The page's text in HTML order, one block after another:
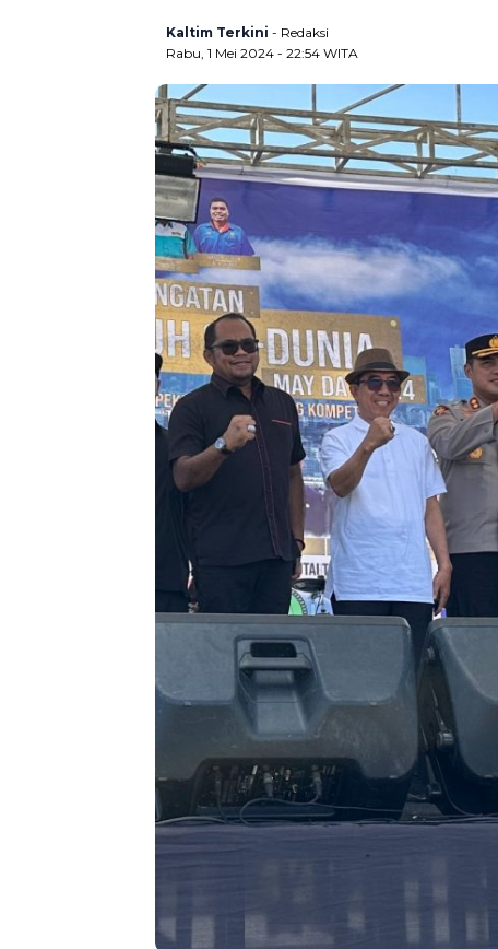
Kaltim Terkini - Redaksi
Rabu, 1 Mei 2024 - 22:54 WITA